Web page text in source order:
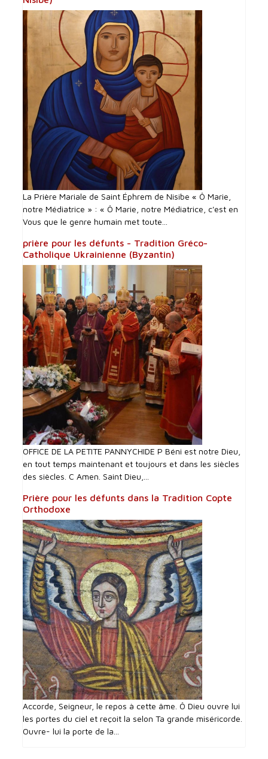
La Prière Mariale de Saint Éphrem de Nisibe « Ô Marie,
notre Médiatrice » : « Ô Marie, notre Médiatrice, c'est en
Vous que le genre humain met toute...
prière pour les défunts - Tradition Gréco-
Catholique Ukrainienne (Byzantin)
OFFICE DE LA PETITE PANNYCHIDE P Béni est notre Dieu,
en tout temps maintenant et toujours et dans les siècles
des siècles. C Amen. Saint Dieu,...
Prière pour les défunts dans la Tradition Copte
Orthodoxe
Accorde, Seigneur, le repos à cette âme. Ô Dieu ouvre lui
les portes du ciel et reçoit la selon Ta grande miséricorde.
Ouvre- lui la porte de la...